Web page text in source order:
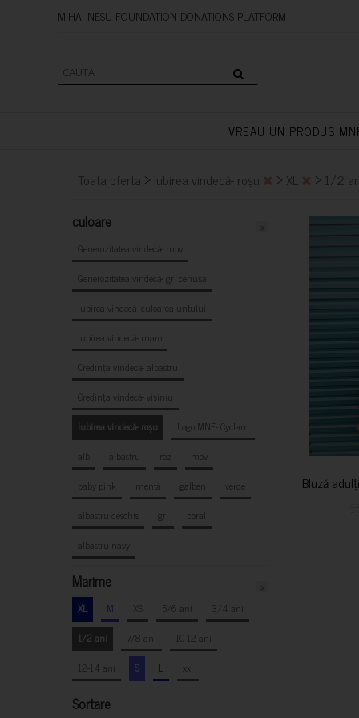
MIHAI NESU FOUNDATION
VREAU UN PRODUS
Toata oferta > Iubirea vindecă- roșu > XL > 1/2
culoare
Generozitatea vindecă- mov
Generozitatea vindecă- gri cenușă
Iubirea vindecă- culoarea untului
Iubirea vindecă- maro
Credința vindecă- albastru
Credința vindecă- vișiniu
Iubirea vindecă- roșu
Logo MNF- Cyclam
alb
albastru roz
mov
baby pink
mentă galben
verde
albastru deschis
gri
coral
albastru navy
Marime
XL M XS 5/6 ani
3/4 ani
1/2 ani
7/8 ani
10-12 ani
12-14 ani
S L xxl
Sortare
Bluză